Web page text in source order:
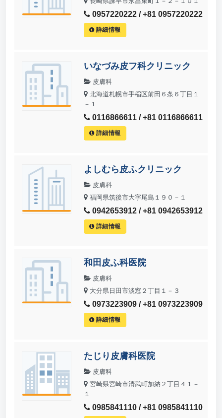
0957220222 / +81 0957220222
詳細情報
いなづみ皮フ科クリニック
皮膚科
北海道札幌市手稲区前田６条６丁目１
－１
0116866611 / +81 0116866611
詳細情報
よしむら皮ふクリニック
皮膚科
福岡県筑後市大字尾島１９０－１
0942653912 / +81 0942653912
詳細情報
和田皮ふ科医院
皮膚科
大分県日田市淡窓２丁目１－３
0973223909 / +81 0973223909
詳細情報
たじり皮膚科医院
皮膚科
宮崎県宮崎市清武町加納２丁目４１－
１
0985841110 / +81 0985841110